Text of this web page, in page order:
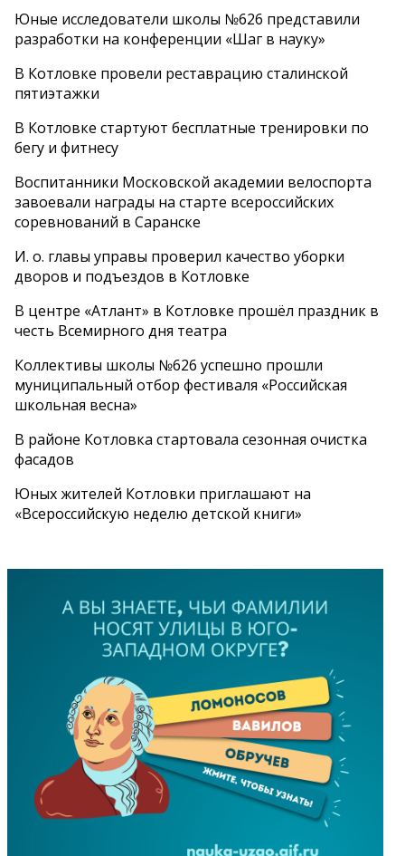
Юные исследователи школы №626 представили
разработки на конференции «Шаг в науку»
В Котловке провели реставрацию сталинской
пятиэтажки
В Котловке стартуют бесплатные тренировки по
бегу и фитнесу
Воспитанники Московской академии велоспорта
завоевали награды на старте всероссийских
соревнований в Саранске
И. о. главы управы проверил качество уборки
дворов и подъездов в Котловке
В центре «Атлант» в Котловке прошёл праздник в
честь Всемирного дня театра
Коллективы школы №626 успешно прошли
муниципальный отбор фестиваля «Российская
школьная весна»
В районе Котловка стартовала сезонная очистка
фасадов
Юных жителей Котловки приглашают на
«Всероссийскую неделю детской книги»